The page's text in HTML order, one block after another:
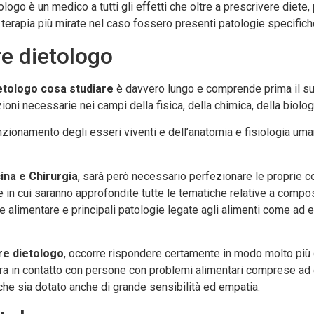
è un medico a tutti gli effetti che oltre a prescrivere
più mirate nel caso fossero presenti patologie
dietologo
cosa studiare è davvero lungo e comprende prima il
necessarie nei campi della fisica, della chimica, della
degli esseri viventi e dell’anatomia e fisiologia
e Chirurgia, sarà però necessario perfezionare le proprie
in cui saranno approfondite tutte le tematiche relative a
alimentare e principali patologie legate agli alimenti come ad
dietologo, occorre rispondere certamente in modo molto più
in contatto con persone con problemi alimentari comprese
sia dotato anche di grande sensibilità ed empatia.